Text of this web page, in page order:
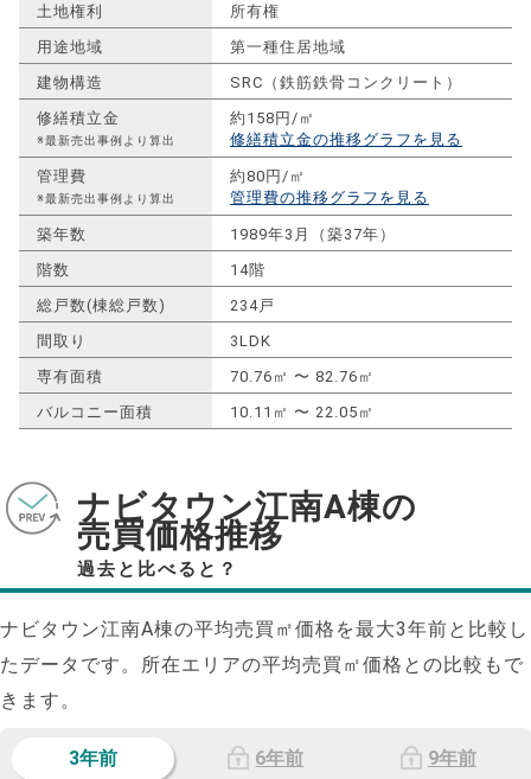
土地権利
所有権
用途地域
第一種住居地域
建物構造
SRC（鉄筋鉄骨コンクリート）
修繕積立金
※最新売出事例より算出
約158円/㎡
修繕積立金の推移グラフを見る
管理費
※最新売出事例より算出
約80円/㎡
管理費の推移グラフを見る
築年数
1989年3月（築37年）
階数
14階
総戸数(棟総戸数)
234戸
間取り
3LDK
専有面積
70.76㎡ 〜 82.76㎡
バルコニー面積
10.11㎡ 〜 22.05㎡
ナビタウン江南A棟の
売買価格推移
過去と比べると？
ナビタウン江南A棟の平均売買㎡価格を最大3年前と比較し
たデータです。所在エリアの平均売買㎡価格との比較もで
きます。
3年前 6年前 9年前